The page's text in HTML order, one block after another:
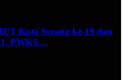
Kota Serang ke-19 dan
PWKS…